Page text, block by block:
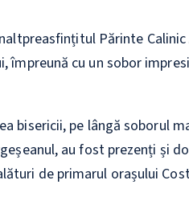
Părinte Calinic
împreună cu un sobor
bisericii, pe lângă soborul
au fost prezenți și
de primarul orașului